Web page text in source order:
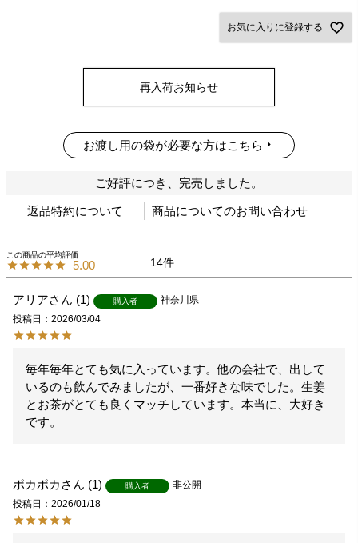
お気に入りに登録する
再入荷お知らせ
お渡し用の袋が必要な方はこちら
ご好評につき、完売しました。
返品特約について 商品についてのお問い合わせ
5.00 14
アリア 1 購入者
神奈川県
投稿日
2026/03/04
毎年毎年とても気に入っています。他の会社で、出して
いるのも飲んでみましたが、一番好きな味でした。生姜
とお茶がとても良くマッチしています。本当に、大好き
ポカポカ 1 購入者
非公開
投稿日
2026/01/18